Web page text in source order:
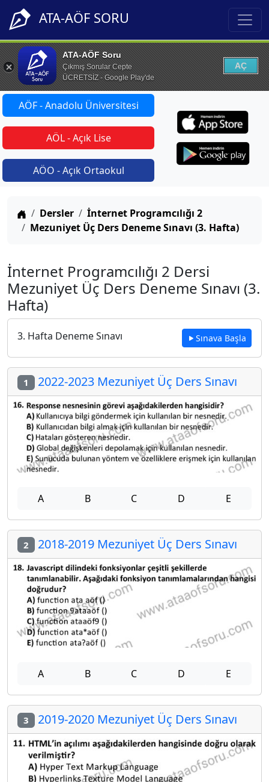
ATA-AÖF SORU
ATA-AÖF Soru
Çıkmış Sorular Cepte
ÜCRETSİZ - Google Play'de
AÇ
AÖF - Anadolu Üniversitesi
AÖL - Açık Lise
AÖO - Açık Ortaokul
Anasayfa
Dersler
İnternet Programcılığı 2
Mezuniyet Üç Ders Deneme Sınavı (3. Hafta)
İnternet Programcılığı 2 Dersi
Mezuniyet Üç Ders Deneme Sınavı (3.
Hafta)
3. Hafta Deneme Sınavı Sınava Başla
1 2022-2023 Mezuniyet Üç Ders Sınavı
A B C D E
2 2018-2019 Mezuniyet Üç Ders Sınavı
A B C D E
3 2019-2020 Mezuniyet Üç Ders Sınavı